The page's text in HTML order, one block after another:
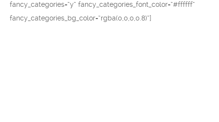
fancy_categories=“y“ fancy_categories_font_color=“#ffffff“
fancy_categories_bg_color=“rgba(0,0,0,0.8)“]